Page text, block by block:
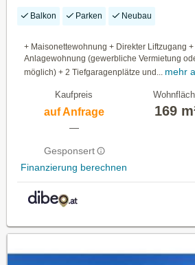
Balkon Parken Neubau
+ Maisonettewohnung + Direkter Liftzugang
Anlagewohnung (gewerbliche Vermietung
möglich) + 2 Tiefgaragenplätze und... mehr
Kaufpreis
auf Anfrage
—
Gesponsert
Finanzierung berechnen
169